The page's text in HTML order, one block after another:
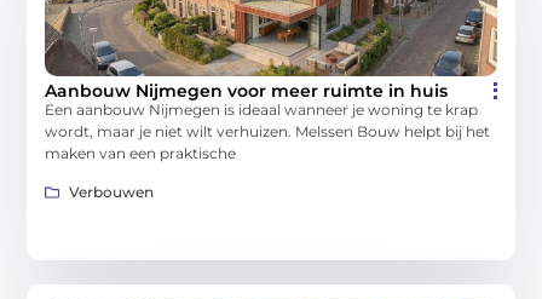
Aanbouw Nijmegen voor meer ruimte in huis
Een aanbouw Nijmegen is ideaal wanneer je woning te krap
wordt, maar je niet wilt verhuizen. Melssen Bouw helpt bij het
maken van een praktische
Verbouwen